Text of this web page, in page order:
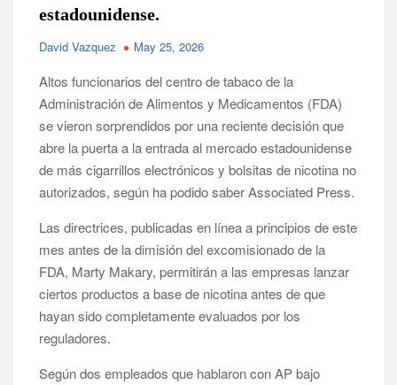
estadounidense.
David Vazquez May 25, 2026
Altos funcionarios del centro de tabaco de la
Administración de Alimentos y Medicamentos (FDA)
se vieron sorprendidos por una reciente decisión que
abre la puerta a la entrada al mercado estadounidense
de más cigarrillos electrónicos y bolsitas de nicotina no
autorizados, según ha podido saber Associated Press.
Las directrices, publicadas en línea a principios de este
mes antes de la dimisión del excomisionado de la
FDA, Marty Makary, permitirán a las empresas lanzar
ciertos productos a base de nicotina antes de que
hayan sido completamente evaluados por los
reguladores.
Según dos empleados que hablaron con AP bajo